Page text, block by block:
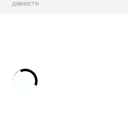
давности